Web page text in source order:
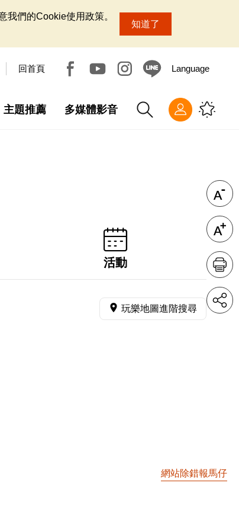
我們的Cookie使用政策。
知道了
回首頁 Language
主題推薦 多媒體影音
活動
玩樂地圖進階搜尋
網站除錯報馬仔